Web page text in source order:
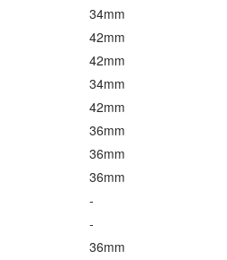
34mm
42mm
42mm
34mm
42mm
36mm
36mm
36mm
-
-
36mm